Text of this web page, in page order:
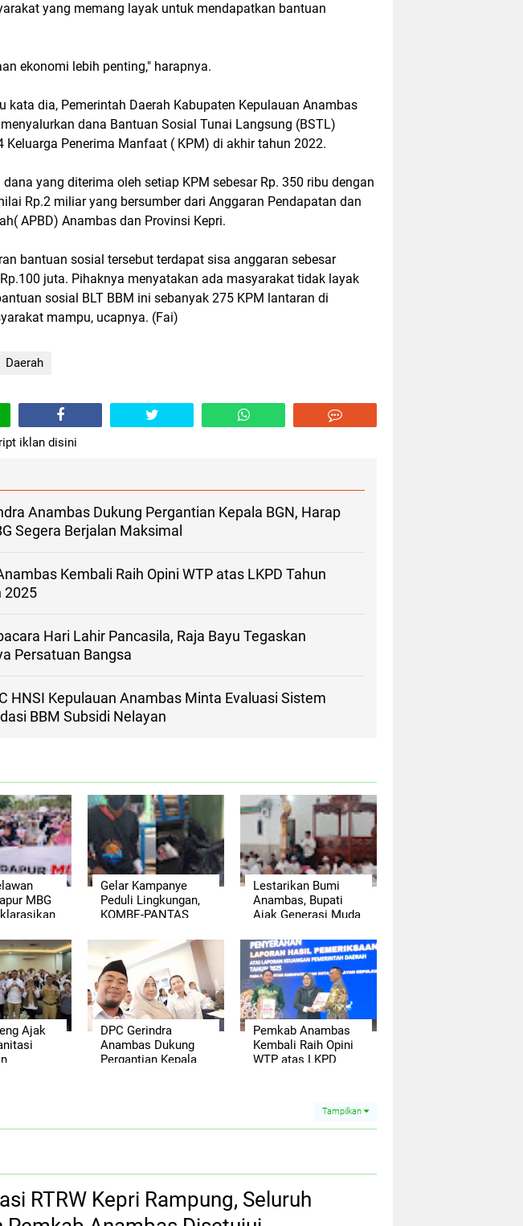
yang memang layak untuk mendapatkan bantuan
ekonomi lebih penting," harapnya.
kata dia, Pemerintah Daerah Kabupaten Kepulauan Anambas
dana Bantuan Sosial Tunai Langsung (BSTL)
Keluarga Penerima Manfaat ( KPM) di akhir tahun 2022.
dana yang diterima oleh setiap KPM sebesar Rp. 350 ribu dengan
Rp.2 miliar yang bersumber dari Anggaran Pendapatan dan
APBD) Anambas dan Provinsi Kepri.
bantuan sosial tersebut terdapat sisa anggaran sebesar
juta. Pihaknya menyatakan ada masyarakat tidak layak
sosial BLT BBM ini sebanyak 275 KPM lantaran di
mampu, ucapnya. (Fai)
Daerah
iklan disini
Anambas Dukung Pergantian Kepala BGN, Harap
Segera Berjalan Maksimal
Kembali Raih Opini WTP atas LKPD Tahun
2025
Hari Lahir Pancasila, Raja Bayu Tegaskan
Persatuan Bangsa
HNSI Kepulauan Anambas Minta Evaluasi Sistem
BBM Subsidi Nelayan
MBG
Gratis
Gelar Kampanye
Peduli Lingkungan,
KOMBE-PANTAS
Ekosistem Laut
Anambas
Lestarikan Bumi
Anambas, Bupati
Ajak Generasi Muda
Daerah
Ajak
DPC Gerindra
Anambas Dukung
Pergantian Kepala
Pemkab Anambas
Kembali Raih Opini
WTP atas LKPD
Tampilkan
RTRW Kepri Rampung, Seluruh